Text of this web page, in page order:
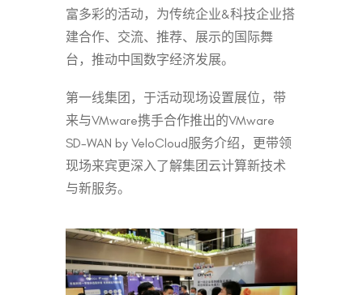
富多彩的活动，为传统企业&科技企业搭
建合作、交流、推荐、展示的国际舞
台，推动中国数字经济发展。
第一线集团，于活动现场设置展位，带
来与VMware携手合作推出的VMware
SD-WAN by VeloCloud服务介绍，更带领
现场来宾更深入了解集团云计算新技术
与新服务。